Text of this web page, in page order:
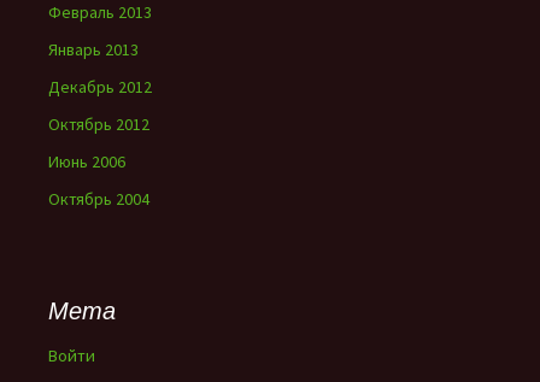
Февраль 2013
Январь 2013
Декабрь 2012
Октябрь 2012
Июнь 2006
Октябрь 2004
Мета
Войти